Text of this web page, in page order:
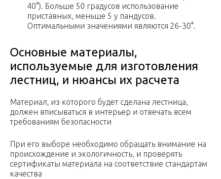
40°). Больше 50 градусов использование
приставных, меньше 5 у пандусов.
Оптимальными значениями являются 26-30°.
Основные материалы,
используемые для изготовления
лестниц, и нюансы их расчета
Материал, из которого будет сделана лестница,
должен вписываться в интерьер и отвечать всем
требованиям безопасности
При его выборе необходимо обращать внимание на
происхождение и экологичность, и проверять
сертификаты материала на соответствие стандартам
качества